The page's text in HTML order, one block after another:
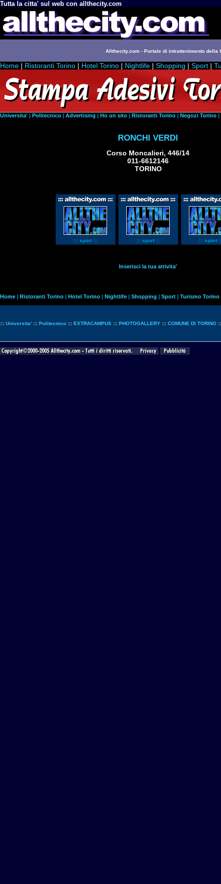
Tutta la citta' sul web con allthecity.com
Allthecity.com - Portale di intrattenimento della
Home | Ristoranti Torino | Hotel Torino | Nightlife | Shopping | Sport |
Universita' | Politecnico | Advertising | Ho un sito | Ristoranti Torino | Negozi Torino |
RONCHI VERDI
Corso Moncalieri, 446/14
011-6612146
TORINO
::: sport ::: ::: sport ::: ::: sport
Inserisci la tua attivita'
Home | Ristoranti Torino | Hotel Torino | Nightlife | Shopping | Sport | Turismo Torino
::: Universita' ::: Politecnico ::: EXTRACAMPUS ::: PHOTOGALLERY ::: COMUNE DI TORINO